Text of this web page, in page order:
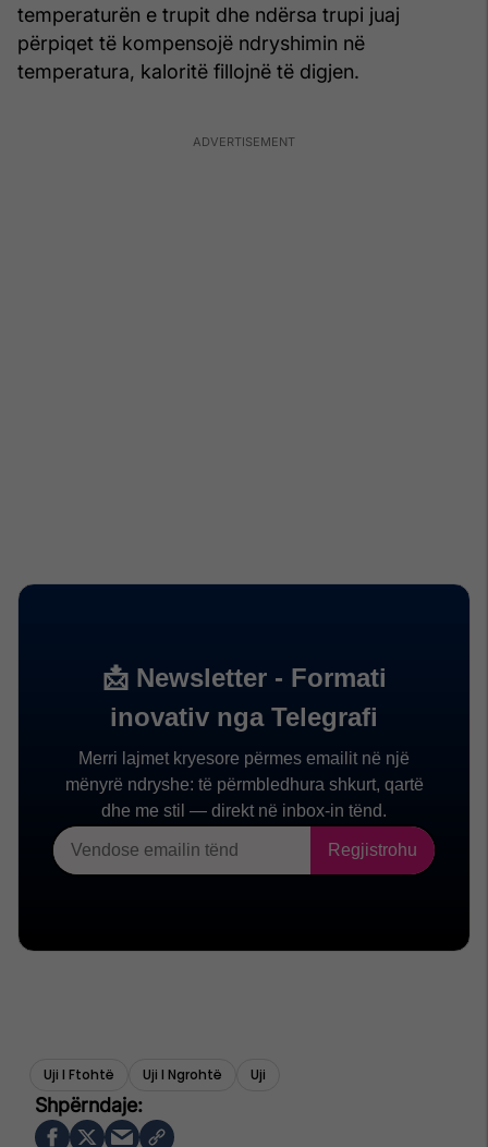
temperaturën e trupit dhe ndërsa trupi juaj
përpiqet të kompensojë ndryshimin në
temperatura, kaloritë fillojnë të digjen.
Uji I Ftohtë Uji I Ngrohtë Uji